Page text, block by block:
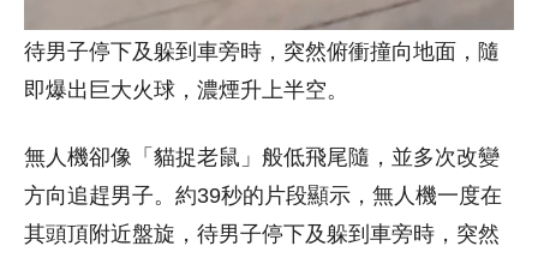
待男子停下及躲到車旁時，突然俯衝撞向地面，隨
即爆出巨大火球，濃煙升上半空。
無人機卻像「貓捉老鼠」般低飛尾隨，並多次改變
方向追趕男子。約39秒的片段顯示，無人機一度在
其頭頂附近盤旋，待男子停下及躲到車旁時，突然